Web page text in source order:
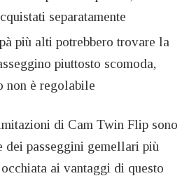
separatamente
più alti potrebbero trovare la
piuttosto scomoda,
non è regolabile
di Cam Twin Flip sono
passeggini gemellari più
ai vantaggi di questo